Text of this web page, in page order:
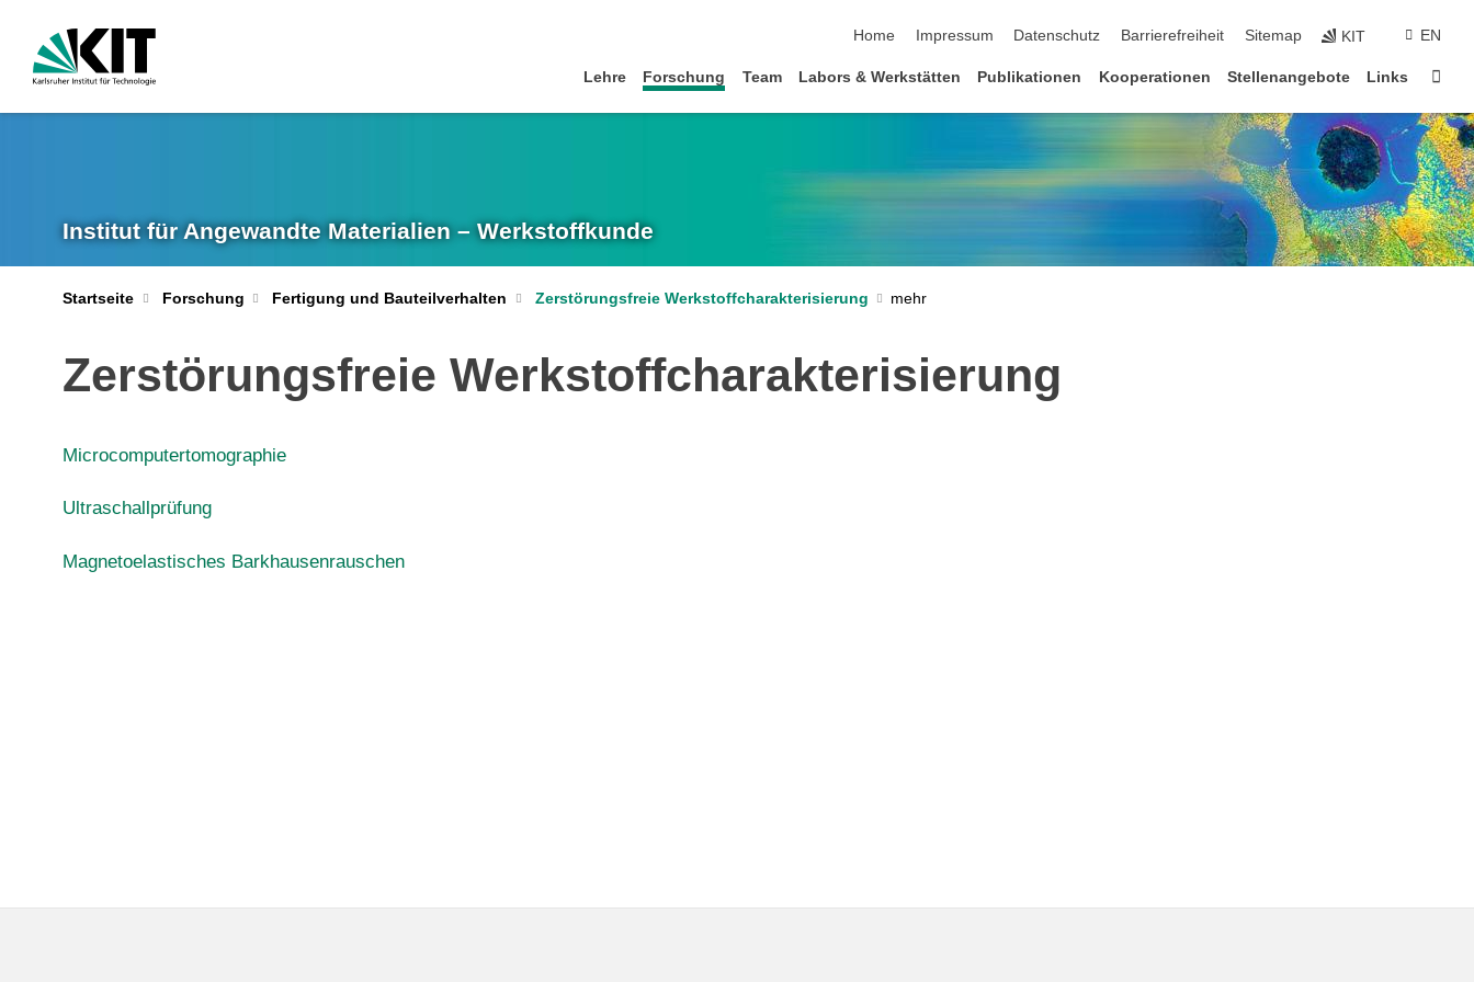
Home
Impressum Datenschutz Barrierefreiheit Sitemap KIT EN
Lehre Forschung Team Labors & Werkstätten Publikationen Kooperationen Stellenangebote Links
Institut für Angewandte Materialien – Werkstoffkunde
Startseite Forschung Fertigung und Bauteilverhalten Zerstörungsfreie Werkstoffcharakterisierung
Zerstörungsfreie Werkstoffcharakterisierung
Microcomputertomographie
Ultraschallprüfung
Magnetoelastisches Barkhausenrauschen